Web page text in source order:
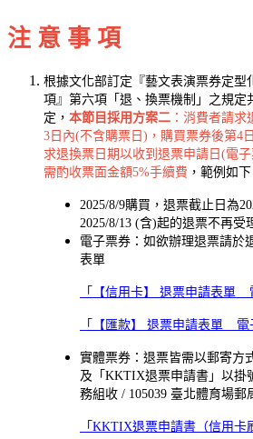
注 意 事 項
根據文化部訂定『藝文表演票券定型
項』第六項「退、換票機制」之規定
定， 本節目採用方案二 ：消費者請
3日內(不含購票日)，購買票券後第4
求退換票日期以收到退票申請日(電
需酌收票面金額5%手續費 ，範例如下
2025/8/9購買，退票截止日為
2025/8/13 (含)起的退票不再受
電子票券：如欲辦理退票請於
表單
「【信用卡】 退票申請表單 _
「【匯款】 退票申請表單 _ 電
實體票券：退票皆需以郵寄方
及「KKTIX退票申請書」以掛
務組收 / 105039 臺北體育場郵
「KKTIX退票申請書（信用卡